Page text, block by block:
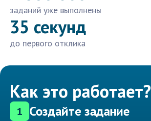
заданий уже выполнены
35 секунд
до первого отклика
Как это работает?
1 Создайте задание